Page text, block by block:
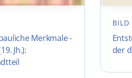
Merkmale -
Jh.):
BILD
der